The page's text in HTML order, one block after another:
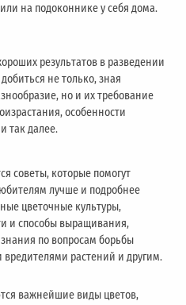
на подоконнике у себя дома.
результатов в разведении
не только, зная
но и их требование
особенности
так далее.
советы, которые помогут
лучше и подробнее
цветочные культуры,
и способы выращивания,
по вопросам борьбы
растений и другим.
важнейшие виды цветов,